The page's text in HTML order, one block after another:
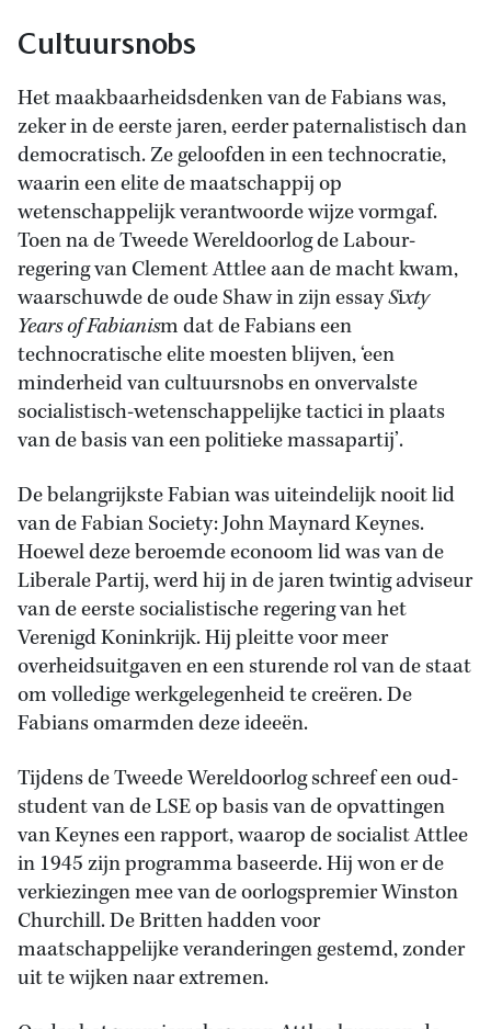
Cultuursnobs
Het maakbaarheidsdenken van de Fabians was,
zeker in de eerste jaren, eerder paternalistisch dan
democratisch. Ze geloofden in een technocratie,
waarin een elite de maatschappij op
wetenschappelijk verantwoorde wijze vormgaf.
Toen na de Tweede Wereldoorlog de Labour-
regering van Clement Attlee aan de macht kwam,
waarschuwde de oude Shaw in zijn essaySixty
Years of Fabianism dat de Fabians een
technocratische elite moesten blijven, ‘een
minderheid van cultuursnobs en onvervalste
socialistisch-wetenschappelijke tactici in plaats
van de basis van een politieke massapartij’.
De belangrijkste Fabian was uiteindelijk nooit lid
van de Fabian Society: John Maynard Keynes.
Hoewel deze beroemde econoom lid was van de
Liberale Partij, werd hij in de jaren twintig adviseur
van de eerste socialistische regering van het
Verenigd Koninkrijk. Hij pleitte voor meer
overheidsuitgaven en een sturende rol van de staat
om volledige werkgelegenheid te creëren. De
Fabians omarmden deze ideeën.
Tijdens de Tweede Wereldoorlog schreef een oud-
student van de LSE op basis van de opvattingen
van Keynes een rapport, waarop de socialist Attlee
in 1945 zijn programma baseerde. Hij won er de
verkiezingen mee van de oorlogspremier Winston
Churchill. De Britten hadden voor
maatschappelijke veranderingen gestemd, zonder
uit te wijken naar extremen.